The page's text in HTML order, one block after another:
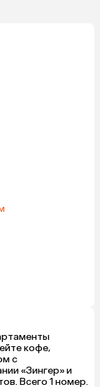
кофе,
с
«Зингер» и
Всего 1 номер.